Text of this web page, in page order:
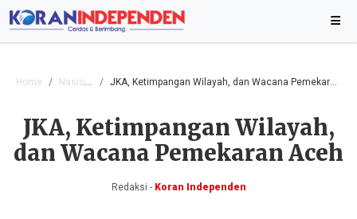
Home Nasional JKA, Ketimpangan Wilayah, dan Wacana Pemekaran Aceh
JKA, Ketimpangan Wilayah,
dan Wacana Pemekaran Aceh
Redaksi -Koran Independen